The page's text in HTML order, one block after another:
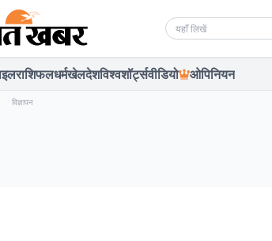
Search news
राशिफलधर्मखेलदेशविश्वशॉर्ट्सवीडियो ओपिनियन
विज्ञापन